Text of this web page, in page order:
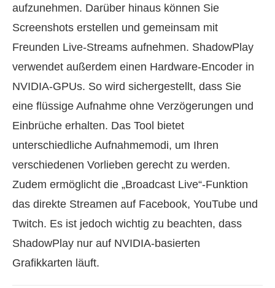
aufzunehmen. Darüber hinaus können Sie
Screenshots erstellen und gemeinsam mit
Freunden Live-Streams aufnehmen. ShadowPlay
verwendet außerdem einen Hardware-Encoder in
NVIDIA-GPUs. So wird sichergestellt, dass Sie
eine flüssige Aufnahme ohne Verzögerungen und
Einbrüche erhalten. Das Tool bietet
unterschiedliche Aufnahmemodi, um Ihren
verschiedenen Vorlieben gerecht zu werden.
Zudem ermöglicht die „Broadcast Live“-Funktion
das direkte Streamen auf Facebook, YouTube und
Twitch. Es ist jedoch wichtig zu beachten, dass
ShadowPlay nur auf NVIDIA-basierten
Grafikkarten läuft.